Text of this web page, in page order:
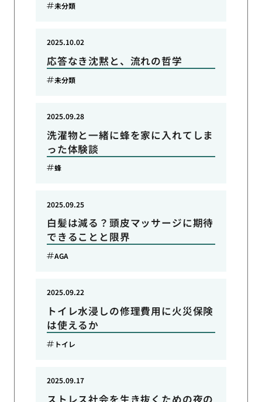
未分類
応答なき沈黙と、流れの哲学
2025.10.02
未分類
洗濯物と一緒に蜂を家に入れてしま
った体験談
2025.09.28
蜂
白髪は減る？頭皮マッサージに期待
できることと限界
2025.09.25
AGA
トイレ水浸しの修理費用に火災保険
は使えるか
2025.09.22
トイレ
ストレス社会を生き抜くための夜の
2025.09.17